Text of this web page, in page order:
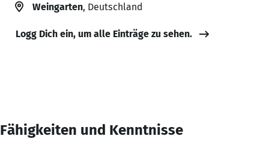
Weingarten, Deutschland
Logg Dich ein, um alle Einträge zu sehen.
Fähigkeiten und Kenntnisse